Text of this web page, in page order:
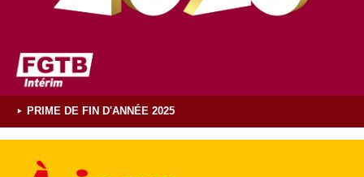
PRIME DE FIN D'ANNÉE 2025